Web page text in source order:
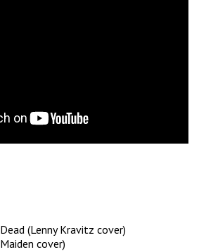
(Lenny Kravitz cover)
cover)